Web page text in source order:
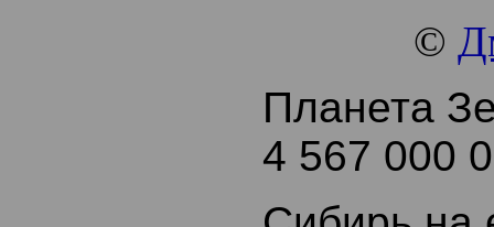
©
Планета
4 567 000